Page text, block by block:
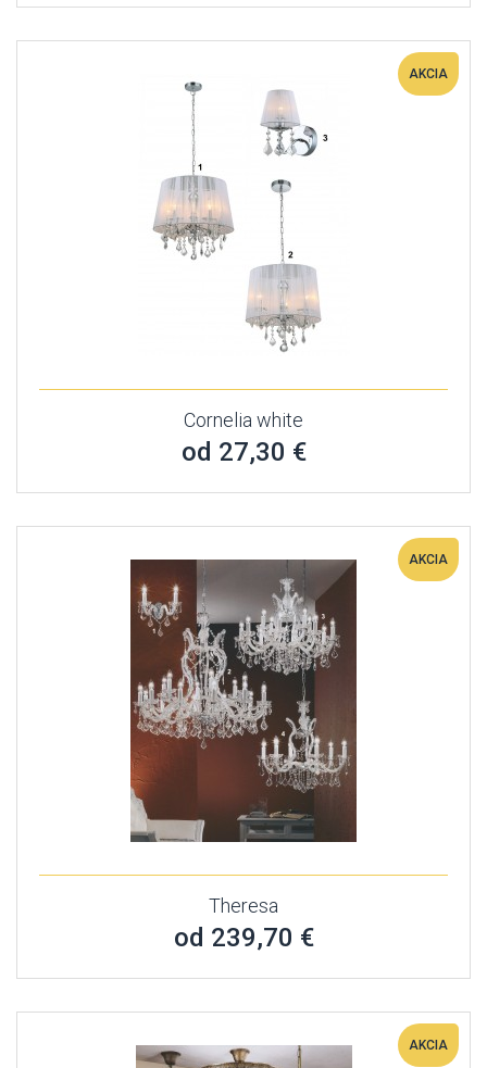
AKCIA
Cornelia white
od 27,30 €
AKCIA
Theresa
od 239,70 €
AKCIA